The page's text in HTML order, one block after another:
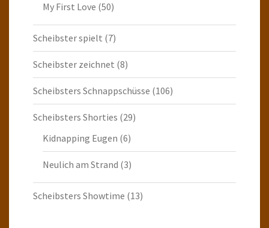
My First Love (50)
Scheibster spielt (7)
Scheibster zeichnet (8)
Scheibsters Schnappschüsse (106)
Scheibsters Shorties (29)
Kidnapping Eugen (6)
Neulich am Strand (3)
Scheibsters Showtime (13)